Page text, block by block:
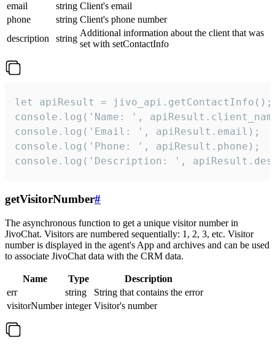
email
string Client's email
phone
string Client's phone number
description
string
Additional information about the client that was
set with setContactInfo
let apiResult = jivo_api.getContactInfo();
console.log('Name: ',
console.log('Email: ', apiResult.email);
console.log('Phone: ', apiResult.phone);
console.log('Description: ',
getVisitorNumber#
The asynchronous function to get a unique visitor number in
JivoChat. Visitors are numbered sequentially: 1, 2, 3, etc. Visitor
number is displayed in the agent's App and archives and can be used
to associate JivoChat data with the CRM data.
Name Type
Description
err
string
String that contains the error
visitorNumber integer Visitor's number